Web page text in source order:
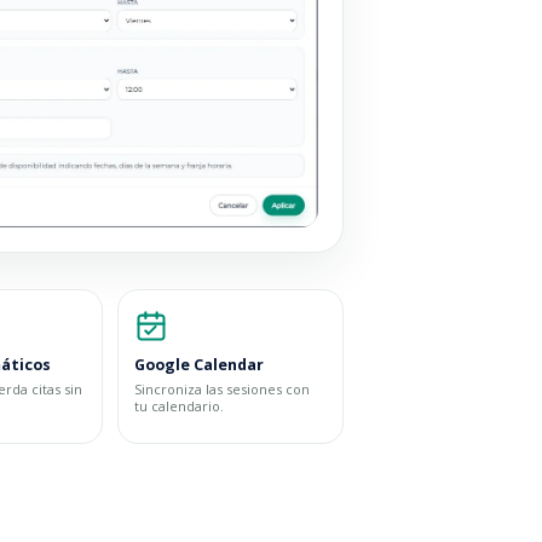
citas sin
Google Calendar
Sincroniza las sesiones con
tu calendario.